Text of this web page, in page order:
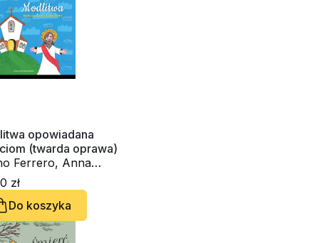
opowiadana
(twarda oprawa)
Ferrero, Anna
zł
Do koszyka